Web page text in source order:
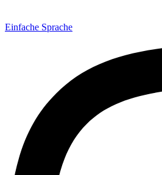
Einfache Sprache